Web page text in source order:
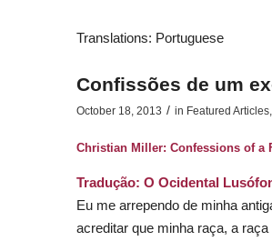
Translations: Portuguese
Confissões de um
October 18, 2013 / in Featured Articles,
Christian Miller: Confessions of a
Tradução: O Ocidental
Eu me arrependo de minha
acreditar que minha raça, a